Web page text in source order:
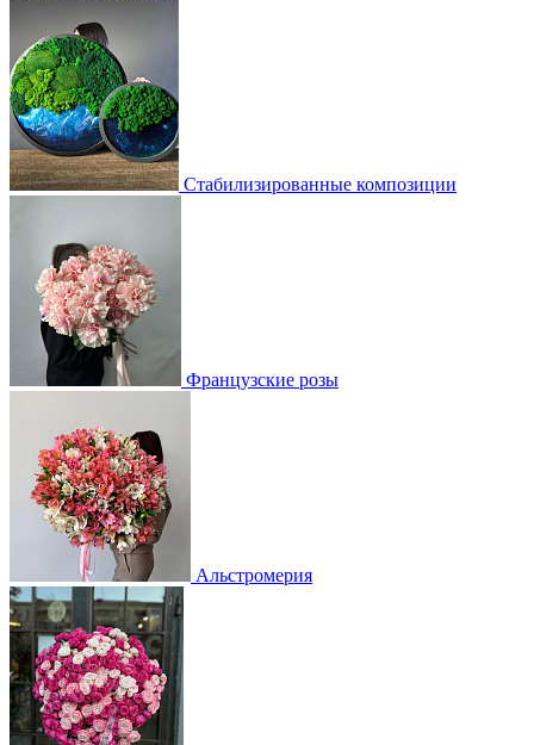
Стабилизированные композиции
Французские розы
Альстромерия